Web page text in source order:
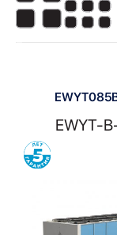
Показать:
EWYT-